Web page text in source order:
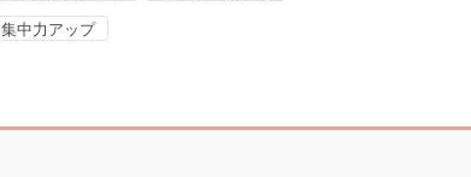
集中力アップ